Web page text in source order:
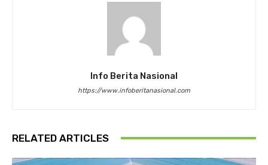
Info Berita Nasional
https://www.infoberitanasional.com
RELATED ARTICLES